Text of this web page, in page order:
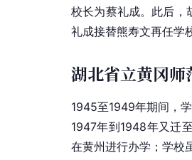
校长为蔡礼成。此后，
礼成接替熊寿文再任学
湖北省立黄冈
1945至1949年期间，
1947年到1948年又迁
在黄州进行办学；学校